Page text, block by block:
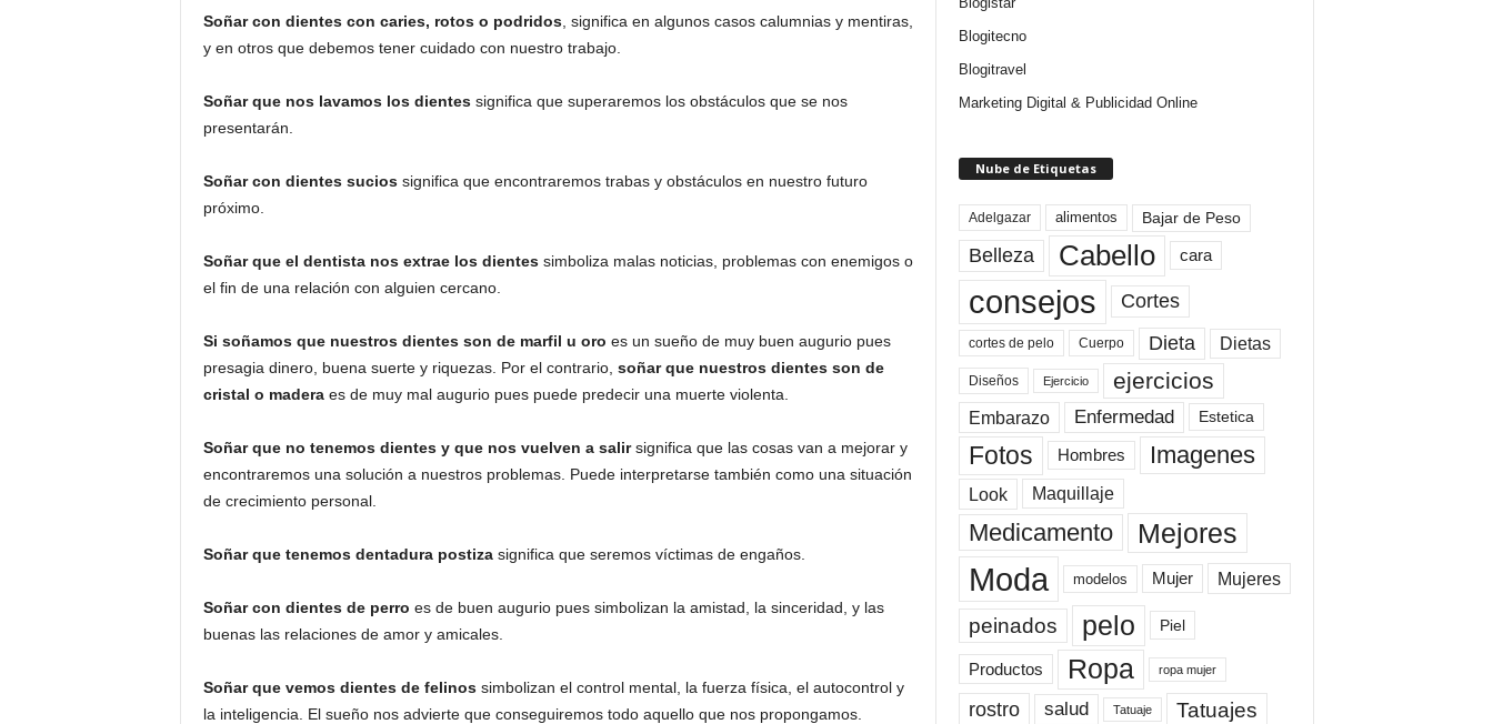
Soñar con dientes con caries, rotos o podridos, significa en algunos casos calumnias y mentiras,
y en otros que debemos tener cuidado con nuestro trabajo.
Soñar que nos lavamos los dientessignifica que superaremos los obstáculos que se nos
presentarán.
Soñar con dientes suciossignifica que encontraremos trabas y obstáculos en nuestro futuro
próximo.
Soñar que el dentista nos extrae los dientessimboliza malas noticias, problemas con enemigos o
el fin de una relación con alguien cercano.
Si soñamos que nuestros dientes son de marfil u oro es un sueño de muy buen augurio pues
presagia dinero, buena suerte y riquezas. Por el contrario, soñar que nuestros dientes son de
cristal o maderaes de muy mal augurio pues puede predecir una muerte violenta.
Soñar que no tenemos dientes y que nos vuelven a salirsignifica que las cosas van a mejorar y
encontraremos una solución a nuestros problemas. Puede interpretarse también como una situación
de crecimiento personal.
Soñar que tenemos dentadura postizasignifica que seremos víctimas de engaños.
Soñar con dientes de perro es de buen augurio pues simbolizan la amistad, la sinceridad, y las
buenas las relaciones de amor y amicales.
Soñar que vemos dientes de felinossimbolizan el control mental, la fuerza física, el autocontrol y
la inteligencia. El sueño nos advierte que conseguiremos todo aquello que nos propongamos.
Blogitecno
Blogitravel
Marketing Digital & Publicidad Online
Nube de Etiquetas
Adelgazar alimentos Bajar de Peso
Belleza Cabello cara
consejos Cortes
cortes de pelo Cuerpo Dieta Dietas
Diseños Ejercicio ejercicios
Embarazo Enfermedad Estetica
Fotos Hombres Imagenes
Look Maquillaje
Medicamento Mejores
Moda modelos Mujer Mujeres
peinados pelo Piel
Productos Ropa ropa mujer
rostro salud Tatuaje Tatuajes